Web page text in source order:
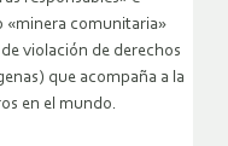
«minera comunitaria»
violación de derechos
que acompaña a la
en el mundo.